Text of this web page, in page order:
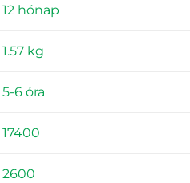
12 hónap
1.57 kg
5-6 óra
17400
2600